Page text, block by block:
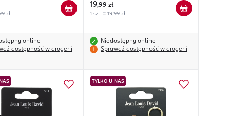
zł
online
dostępność w drogerii
19,99 zł
1 szt. = 19,99 zł
Niedostępny online
Sprawdź dostępność w drogerii
TYLKO U NAS